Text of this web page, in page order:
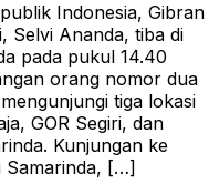
Indonesia, Gibran
Selvi Ananda, tiba di
pada pukul 14.40
orang nomor dua
tiga lokasi
GOR Segiri, dan
Kunjungan ke
Samarinda, […]